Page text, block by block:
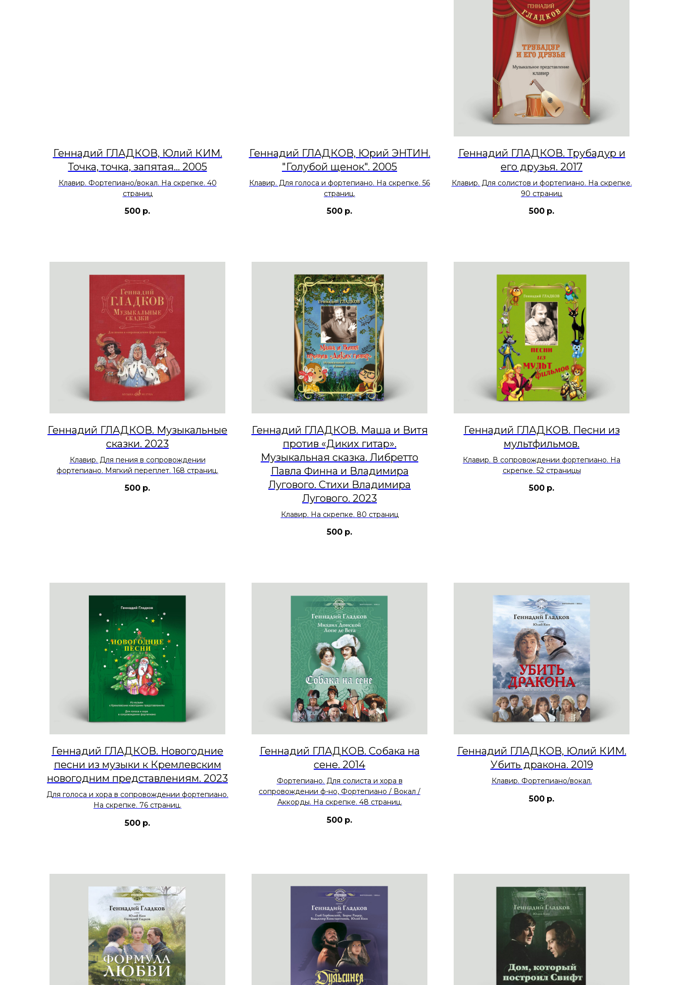
Геннадий ГЛАДКОВ, Юлий КИМ.
Точка, точка, запятая... 2005
Клавир. Фортепиано/вокал. На скрепке. 40
страниц
500 р.
Геннадий ГЛАДКОВ, Юрий ЭНТИН.
"Голубой щенок". 2005
Клавир. Для голоса и фортепиано. На скрепке. 56
страниц.
500 р.
Геннадий ГЛАДКОВ. Трубадур и
его друзья. 2017
Клавир. Для солистов и фортепиано. На скрепке.
90 страниц
500 р.
Геннадий ГЛАДКОВ. Музыкальные
сказки. 2023
Клавир. Для пения в сопровождении
фортепиано. Мягкий переплет. 168 страниц.
500 р.
Геннадий ГЛАДКОВ. Маша и Витя
против «Диких гитар».
Музыкальная сказка. Либретто
Павла Финна и Владимира
Лугового. Стихи Владимира
Лугового. 2023
Клавир. На скрепке. 80 страниц
500 р.
Геннадий ГЛАДКОВ. Песни из
мультфильмов.
Клавир. В сопровождении фортепиано. На
скрепке. 52 страницы
500 р.
Геннадий ГЛАДКОВ. Новогодние
песни из музыки к Кремлевским
новогодним представлениям. 2023
Для голоса и хора в сопровождении фортепиано.
На скрепке. 76 страниц.
500 р.
Геннадий ГЛАДКОВ. Собака на
сене. 2014
Фортепиано. Для солиста и хора в
сопровождении ф-но, Фортепиано / Вокал /
Аккорды. На скрепке. 48 страниц.
500 р.
Геннадий ГЛАДКОВ, Юлий КИМ.
Убить дракона. 2019
Клавир. Фортепиано/вокал.
500 р.